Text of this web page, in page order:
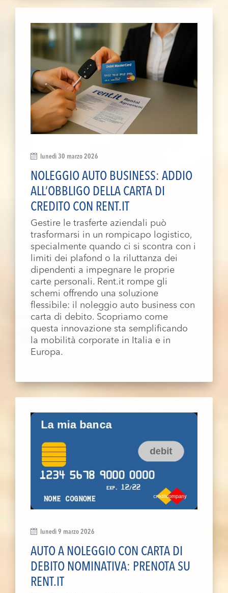
lunedì 30 marzo 2026
NOLEGGIO AUTO BUSINESS: ADDIO
ALL’OBBLIGO DELLA CARTA DI
CREDITO CON RENT.IT
Gestire le trasferte aziendali può
trasformarsi in un rompicapo logistico,
specialmente quando ci si scontra con i
limiti dei plafond o la riluttanza dei
dipendenti a impegnare le proprie
carte personali. Rent.it rompe gli
schemi offrendo una soluzione
flessibile: il noleggio auto business con
carta di debito. Scopriamo come
questa innovazione sta semplificando
la mobilità corporate in Italia e in
Europa.
lunedì 9 marzo 2026
AUTO A NOLEGGIO CON CARTA DI
DEBITO NOMINATIVA: PRENOTA SU
RENT.IT